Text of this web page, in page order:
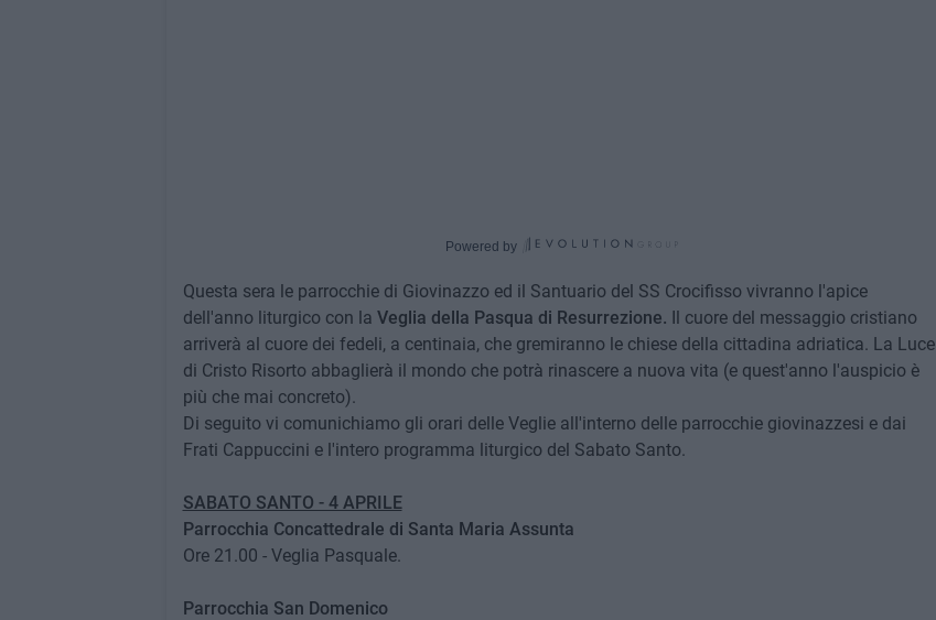
Powered by
Questa sera le parrocchie di Giovinazzo ed il Santuario del SS Crocifisso vivranno l'apice
dell'anno liturgico con la Veglia della Pasqua di Resurrezione. Il cuore del messaggio cristiano
arriverà al cuore dei fedeli, a centinaia, che gremiranno le chiese della cittadina adriatica. La Luce
di Cristo Risorto abbaglierà il mondo che potrà rinascere a nuova vita (e quest'anno l'auspicio è
più che mai concreto).
Di seguito vi comunichiamo gli orari delle Veglie all'interno delle parrocchie giovinazzesi e dai
Frati Cappuccini e l'intero programma liturgico del Sabato Santo.
SABATO SANTO - 4 APRILE
Parrocchia Concattedrale di Santa Maria Assunta
Ore 21.00 - Veglia Pasquale.
Parrocchia San Domenico